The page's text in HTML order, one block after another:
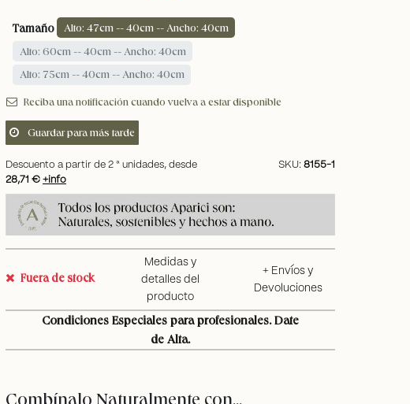
Tamaño
Alto: 47cm -- 40cm -- Ancho: 40cm
Alto: 60cm -- 40cm -- Ancho: 40cm
Alto: 75cm -- 40cm -- Ancho: 40cm
Reciba una notificación cuando vuelva a estar disponible
Guardar para más tarde
Descuento a partir de 2 ª unidades, desde
28,71 € +info
SKU: 8155-1
Fuera de stock
Medidas y
detalles del
producto
+ Envíos y
Devoluciones
Condiciones Especiales para profesionales. Date
de Alta.